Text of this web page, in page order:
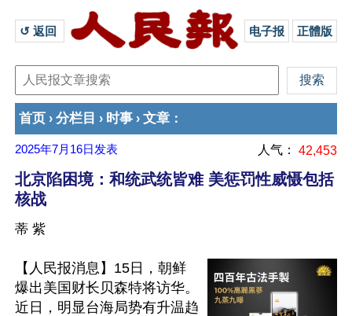
↺ 返回 电子报 正體版
首页 › 分栏目 › 时事 › 文章 ：
2025年7月16日 发表 人气： 42,453
北京陷困境：和统武统皆难 美惩罚性威慑包括
核战
蒂 紫
【人民报消息】15日，朝鲜
爆出美国财长贝森特将访华。
近日，明显台海局势有升温趋